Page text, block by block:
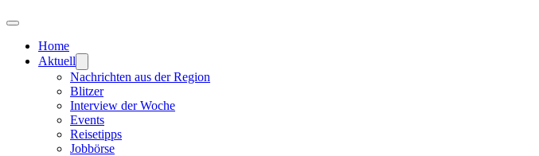
Home
Aktuell
Nachrichten aus der Region
Blitzer
Interview der Woche
Events
Reisetipps
Jobbörse